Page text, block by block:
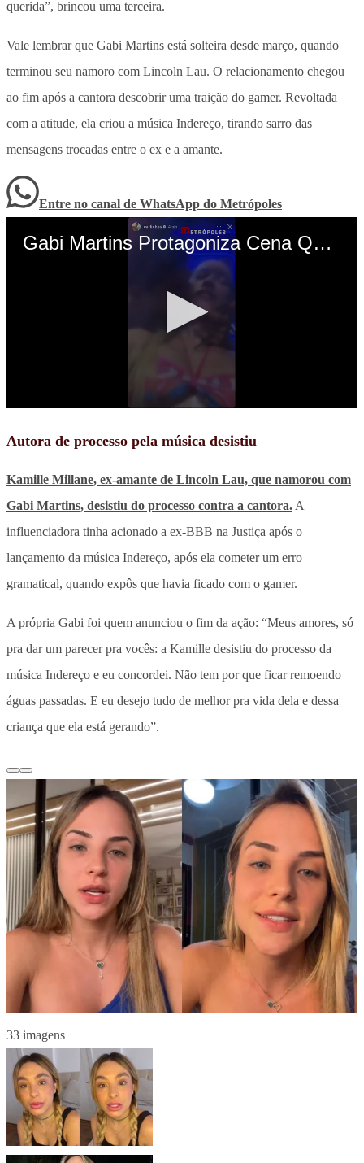
querida”, brincou uma terceira.
Vale lembrar que Gabi Martins está solteira desde março, quando
terminou seu namoro com Lincoln Lau. O relacionamento chegou
ao fim após a cantora descobrir uma traição do gamer. Revoltada
com a atitude, ela criou a música Indereço, tirando sarro das
mensagens trocadas entre o ex e a amante.
Entre no canal de WhatsApp do Metrópoles
Autora de processo pela música desistiu
Kamille Millane, ex-amante de Lincoln Lau, que namorou com
Gabi Martins, desistiu do processo contra a cantora. A
influenciadora tinha acionado a ex-BBB na Justiça após o
lançamento da música Indereço, após ela cometer um erro
gramatical, quando expôs que havia ficado com o gamer.
A própria Gabi foi quem anunciou o fim da ação: “Meus amores, só
pra dar um parecer pra vocês: a Kamille desistiu do processo da
música Indereço e eu concordei. Não tem por que ficar remoendo
águas passadas. E eu desejo tudo de melhor pra vida dela e dessa
criança que ela está gerando”.
33 imagens